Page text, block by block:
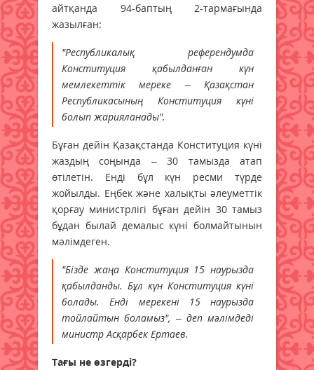
айтқанда 94-баптың 2-тармағында
жазылған:
"Республикалық референдумда
Конституция қабылданған күн
мемлекеттік мереке – Қазақстан
Республикасының Конституция күні
болып жарияланады".
Бұған дейін Қазақстанда Конституция күні
жаздың соңында – 30 тамызда атап
өтілетін. Енді бұл күн ресми түрде
жойылды. Еңбек және халықты әлеуметтік
қорғау министрлігі бұған дейін 30 тамыз
бұдан былай демалыс күні болмайтынын
мәлімдеген.
"Бізде жаңа Конституция 15 наурызда
қабылданды. Бұл күн Конституция күні
болады. Енді мерекені 15 наурызда
тойлайтын боламыз", – деп мәлімдеді
министр Асқарбек Ертаев.
Тағы не өзгерді?